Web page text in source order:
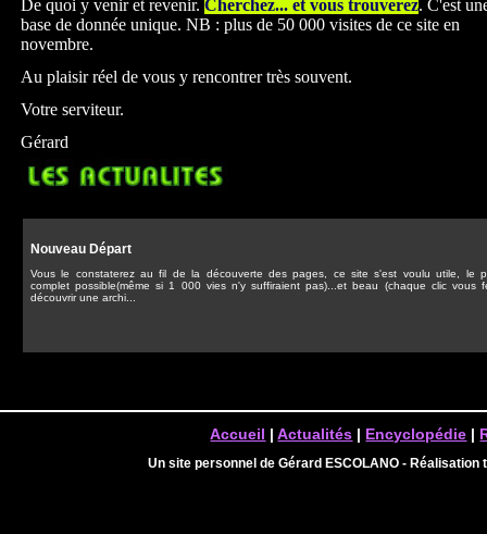
De quoi y venir et revenir. Cherchez... et vous trouverez. C'est
base de donnée unique. NB : plus de 50 000 visites de ce site en
novembre.
Au plaisir réel de vous y rencontrer très souvent.
Votre serviteur.
Gérard
Nouveau Départ
Vous le constaterez au fil de la découverte des pages, ce site s'est voulu utile, le
complet possible(même si 1 000 vies n'y suffiraient pas)...et beau (chaque clic vous
découvrir une archi...
Accueil |Actualités | Encyclopédie |
Un site personnel de Gérard ESCOLANO -